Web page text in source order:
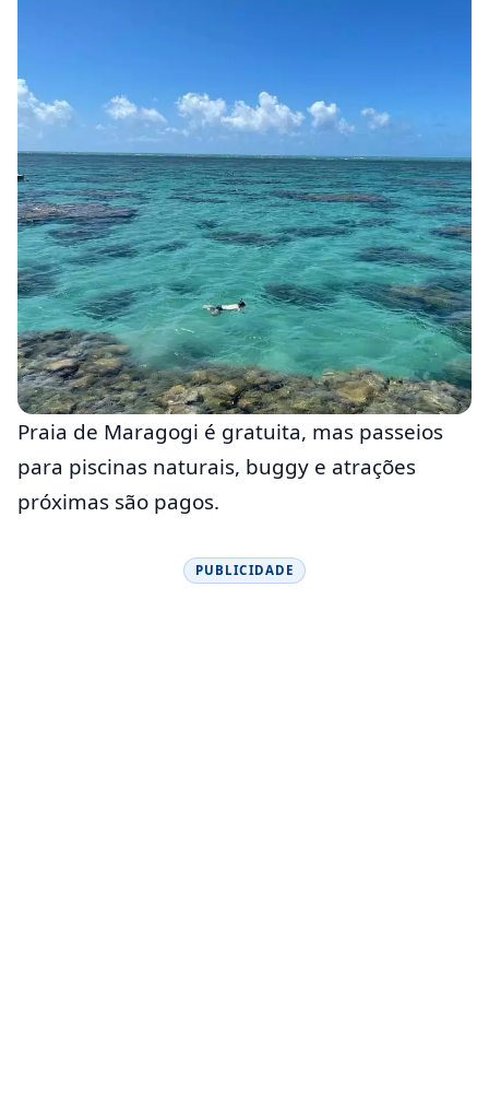
Praia de Maragogi é gratuita, mas passeios
para piscinas naturais, buggy e atrações
próximas são pagos.
PUBLICIDADE